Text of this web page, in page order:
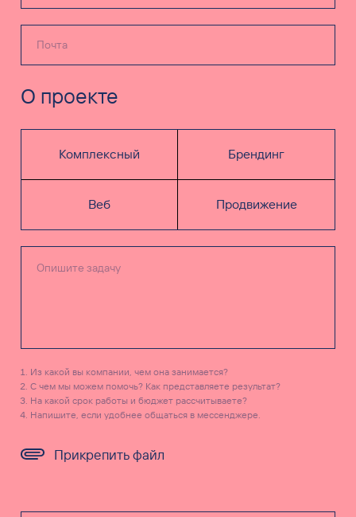
О проекте
Комплексный Брендинг
Веб Продвижение
Прикрепить файл
Из какой вы компании, чем она занимается?
С чем мы можем помочь? Как представляете результат?
На какой срок работы и бюджет рассчитываете?
Напишите, если удобнее общаться в мессенджере.